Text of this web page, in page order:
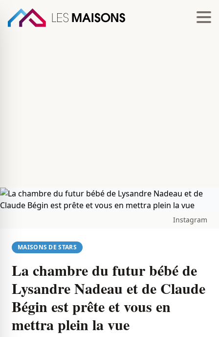
Instagram
MAISONS DE STARS
La chambre du futur bébé de
Lysandre Nadeau et de Claude
Bégin est prête et vous en
mettra plein la vue